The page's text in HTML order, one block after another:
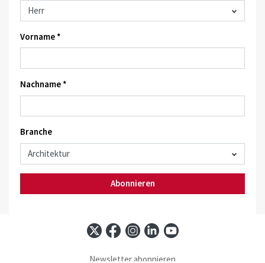
Vorname *
Nachname *
Branche
Abonnieren
Newsletter abonnieren